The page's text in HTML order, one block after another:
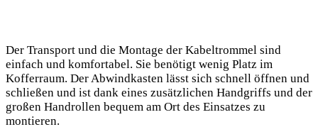
Der Transport und die Montage der Kabeltrommel sind
einfach und komfortabel. Sie benötigt wenig Platz im
Kofferraum. Der Abwindkasten lässt sich schnell öffnen und
schließen und ist dank eines zusätzlichen Handgriffs und der
großen Handrollen bequem am Ort des Einsatzes zu
montieren.